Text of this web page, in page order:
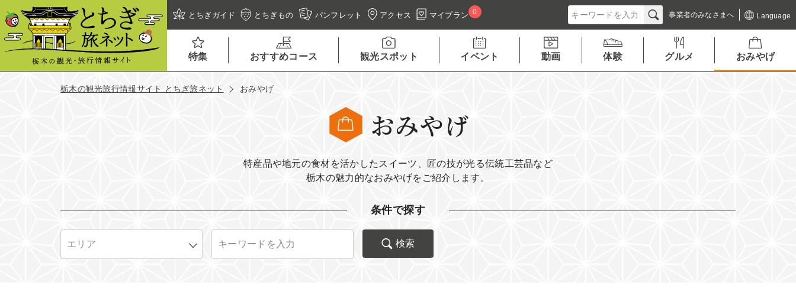
とちぎガイド とちぎもの パンフレット アクセス マイプラン 0 事業者のみなさまへ Language
特集 おすすめコース 観光スポット イベント 動画 体験 グルメ おみやげ
栃木の観光旅行情報サイト とちぎ旅ネット おみやげ
おみやげ
特産品や地元の食材を活かしたスイーツ、匠の技が光る伝統工芸品など
栃木の魅力的なおみやげをご紹介します。
条件で探す
検索